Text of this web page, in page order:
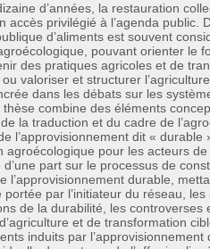
d’années, la restauration
accès privilégié à l’agenda public.
d’aliments est souvent
pouvant orienter le
des pratiques agricoles et de
valoriser et structurer
dans les débats sur les
combine des éléments
la traduction et du cadre de
l’approvisionnement dit «
agroécologique pour les acteurs de
part sur le processus de
l’approvisionnement durable,
portée par l’initiateur du réseau,
de la durabilité, les controverses
et de transformation
induits par